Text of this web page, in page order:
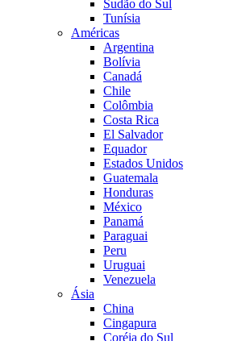
Sudão do Sul
Tunísia
Américas
Argentina
Bolívia
Canadá
Chile
Colômbia
Costa Rica
El Salvador
Equador
Estados Unidos
Guatemala
Honduras
México
Panamá
Paraguai
Peru
Uruguai
Venezuela
Ásia
China
Cingapura
Coréia do Sul